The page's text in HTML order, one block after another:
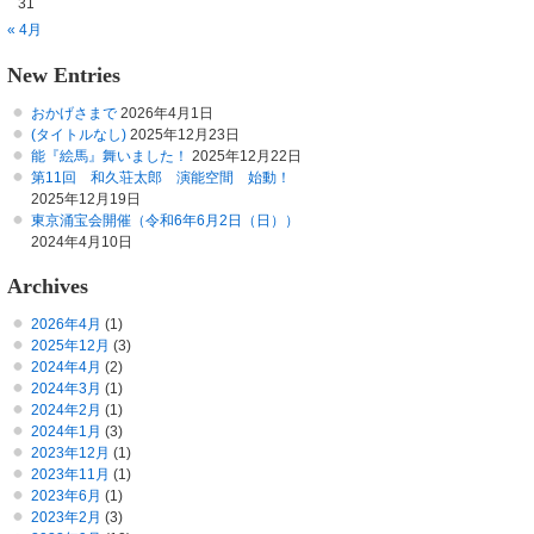
31
« 4月
New Entries
おかげさまで 2026年4月1日
(タイトルなし) 2025年12月23日
能『絵馬』舞いました！ 2025年12月22日
第11回 和久荘太郎 演能空間 始動！
2025年12月19日
東京涌宝会開催（令和6年6月2日（日））
2024年4月10日
Archives
2026年4月 (1)
2025年12月 (3)
2024年4月 (2)
2024年3月 (1)
2024年2月 (1)
2024年1月 (3)
2023年12月 (1)
2023年11月 (1)
2023年6月 (1)
2023年2月 (3)